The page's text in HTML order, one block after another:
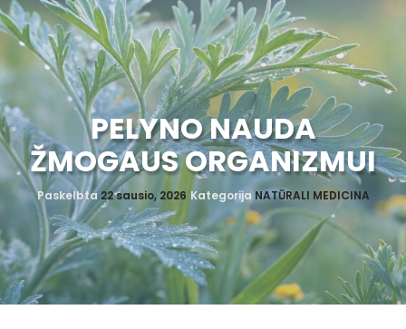
PELYNO NAUDA
ŽMOGAUS ORGANIZMUI
Paskelbta22 sausio, 2026 Kategorija NATŪRALI MEDICINA